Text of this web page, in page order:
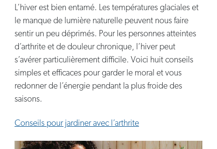
L’hiver est bien entamé. Les températures glaciales et
le manque de lumière naturelle peuvent nous faire
sentir un peu déprimés. Pour les personnes atteintes
d’arthrite et de douleur chronique, l’hiver peut
s’avérer particulièrement difficile. Voici huit conseils
simples et efficaces pour garder le moral et vous
redonner de l’énergie pendant la plus froide des
saisons.
Conseils pour jardiner avec l’arthrite